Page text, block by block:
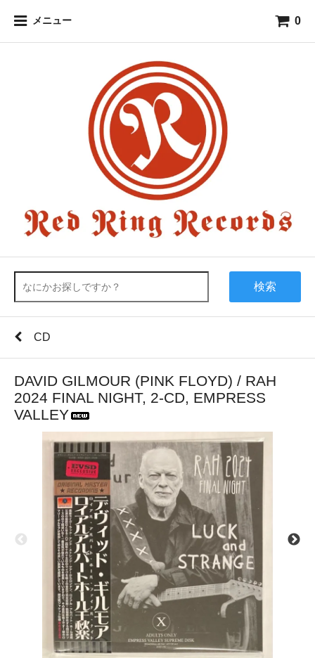
メニュー 0
検索
CD
DAVID GILMOUR (PINK FLOYD) / RAH
2024 FINAL NIGHT, 2-CD, EMPRESS
VALLEY